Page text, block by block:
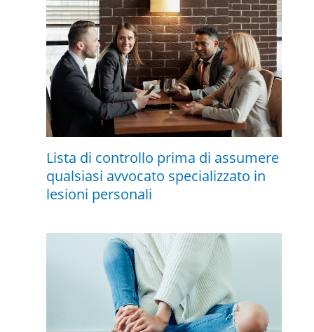
Lista di controllo prima di assumere
qualsiasi avvocato specializzato in
lesioni personali